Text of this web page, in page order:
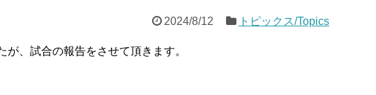
2024/8/12 トピックス/Topics
が、試合の報告をさせて頂きます。